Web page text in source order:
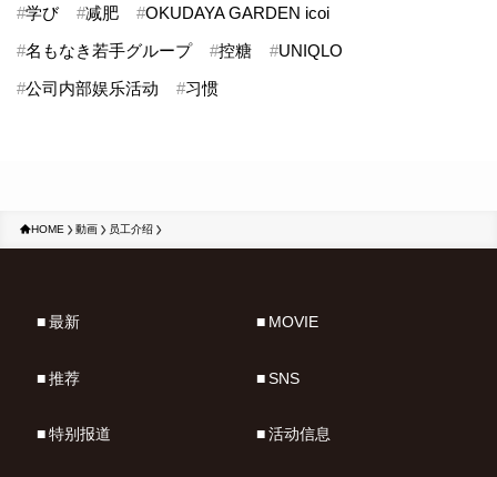
#学び #减肥 #OKUDAYA GARDEN icoi
#名もなき若手グループ #控糖 #UNIQLO
#公司内部娱乐活动 #习惯
HOME 動画 员工介绍
最新
推荐
特别报道
MOVIE
SNS
活动信息